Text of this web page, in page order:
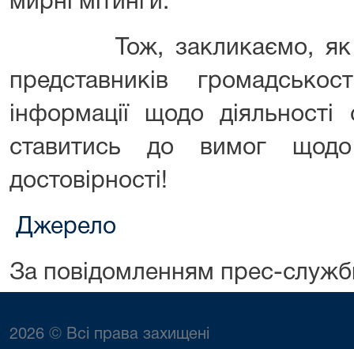
Тож, закликаємо, як
представників
інформації щодо діяльності
ставитись до вимог щодо
достовірності!
Джерело
За повідомленням прес-
2026 © Всі права захищені